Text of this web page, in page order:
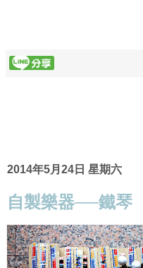
2014年5月24日 星期六
自製樂器──鐵琴